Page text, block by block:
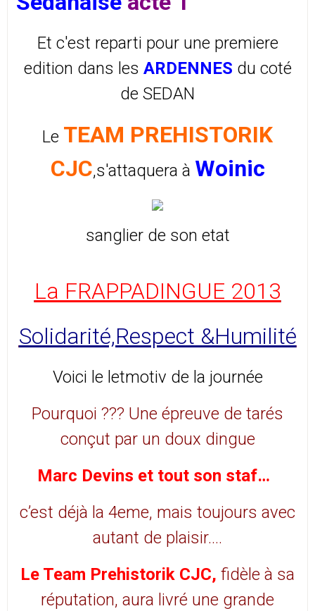
Et c'est reparti pour une premiere
edition dans les ARDENNES du coté
de SEDAN
Le TEAM PREHISTORIK
CJC,s'attaquera à Woinic
sanglier de son etat
La FRAPPADINGUE 2013
Solidarité,Respect &Humilité
Voici le letmotiv de la journée
Pourquoi ??? Une épreuve de tarés
conçut par un doux dingue
Marc Devins et tout son staf…
c’est déjà la 4eme, mais toujours avec
autant de plaisir….
Le Team Prehistorik CJC, fidèle à sa
réputation, aura livré une grande